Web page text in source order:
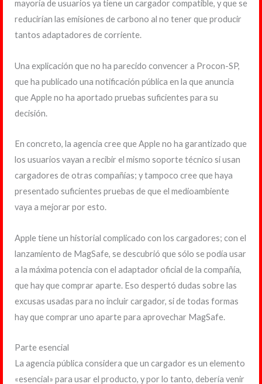
mayoría de usuarios ya tiene un cargador compatible, y que se
reducirían las emisiones de carbono al no tener que producir
tantos adaptadores de corriente.
Una explicación que no ha parecido convencer a Procon-SP,
que ha publicado una notificación pública en la que anuncia
que Apple no ha aportado pruebas suficientes para su
decisión.
En concreto, la agencia cree que Apple no ha garantizado que
los usuarios vayan a recibir el mismo soporte técnico si usan
cargadores de otras compañías; y tampoco cree que haya
presentado suficientes pruebas de que el medioambiente
vaya a mejorar por esto.
Apple tiene un historial complicado con los cargadores; con el
lanzamiento de MagSafe, se descubrió que sólo se podía usar
a la máxima potencia con el adaptador oficial de la compañía,
que hay que comprar aparte. Eso despertó dudas sobre las
excusas usadas para no incluir cargador, si de todas formas
hay que comprar uno aparte para aprovechar MagSafe.
Parte esencial
La agencia pública considera que un cargador es un elemento
«esencial» para usar el producto, y por lo tanto, debería venir